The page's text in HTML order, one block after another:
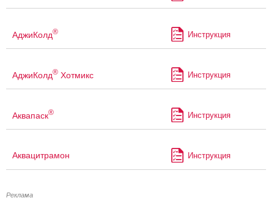
АджиКолд® Инструкция
АджиКолд® Хотмикс Инструкция
Аквапаск® Инструкция
Аквацитрамон Инструкция
Реклама